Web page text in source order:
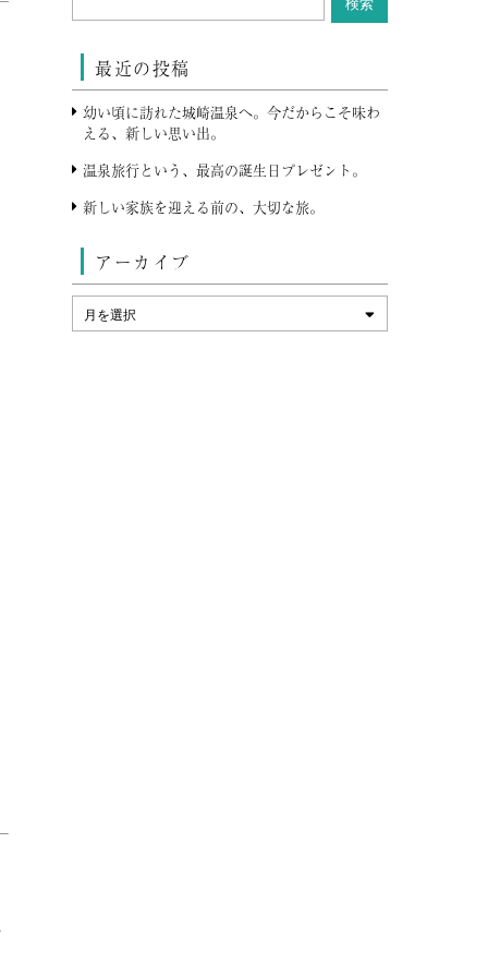
最近の投稿
幼い頃に訪れた城崎温泉へ。今だからこそ味わ
える、新しい思い出。
温泉旅行という、最高の誕生日プレゼント。
新しい家族を迎える前の、大切な旅。
アーカイブ